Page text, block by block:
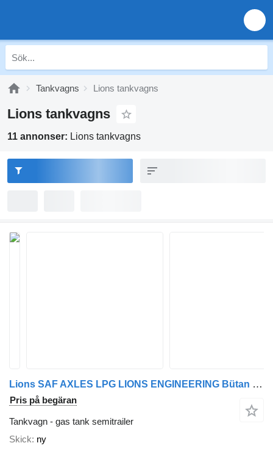
Tankvagns Lions tankvagns
Lions tankvagns
11 annonser: Lions tankvagns
Lions SAF AXLES LPG LIONS ENGINEERING Bütan Propan Semi trailer Storag
Pris på begäran
Tankvagn - gas tank semitrailer
Skick ny